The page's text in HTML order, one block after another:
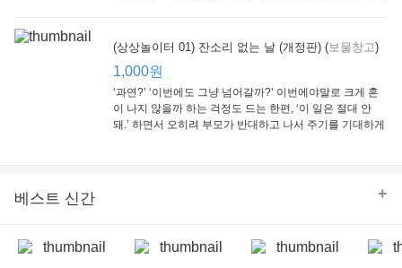
큰솔(토토북)
동아일보사
(상상놀이터 01) 잔소리 없는 날 (개정판) (보물창고)
1,000원
‘과연?’ ‘이번에도 그냥 넘어갈까?’ 이번에야말로 크게 혼
이 나지 않을까 하는 걱정도 드는 한편, ‘이 일은 절대 안
돼.’ 하면서 오히려 부모가 반대하고 나서 주기를 기대하게
베스트 신간 +